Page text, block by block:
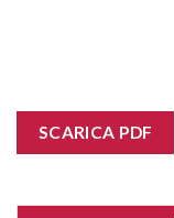
SCARICA PDF